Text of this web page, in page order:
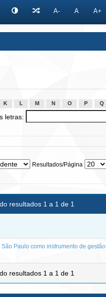
A- A A+
K L M N O P Q
letras:
Resultados/Página
resultados 1 a 1 de 1
Paulo como instrumento de gestão
resultados 1 a 1 de 1